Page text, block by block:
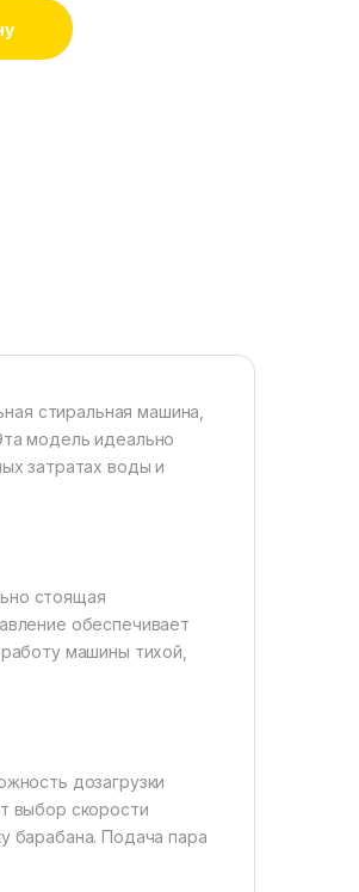
стиральная машина,
модель идеально
затратах воды и
стоящая
обеспечивает
машины тихой,
дозагрузки
выбор скорости
барабана. Подача пара